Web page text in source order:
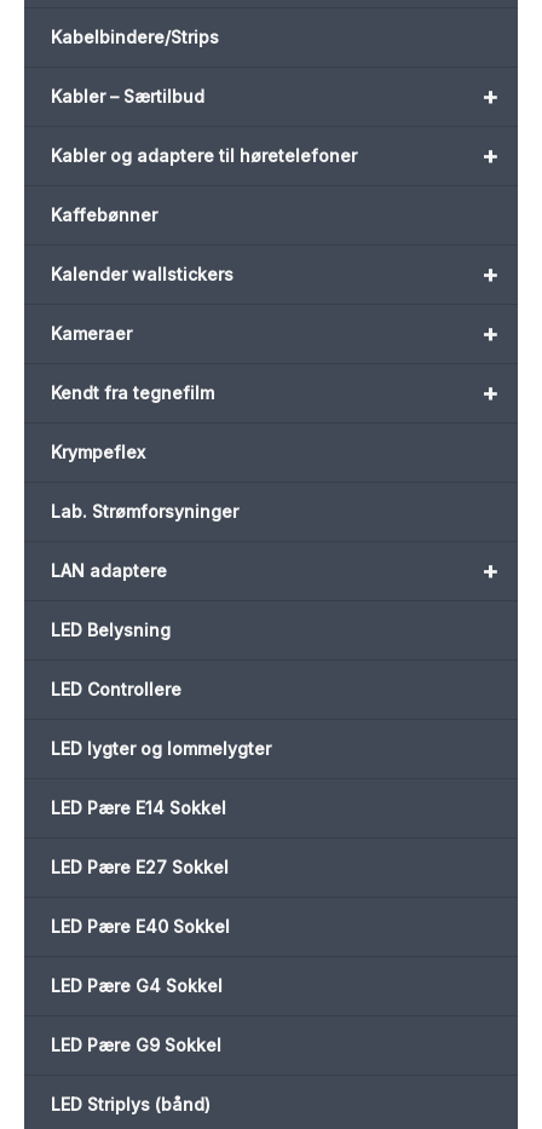
Kabelbindere/Strips
+
Kabler – Særtilbud
+
Kabler og adaptere til høretelefoner
Kaffebønner
+
Kalender wallstickers
+
Kameraer
+
Kendt fra tegnefilm
Krympeflex
Lab. Strømforsyninger
+
LAN adaptere
LED Belysning
LED Controllere
LED lygter og lommelygter
LED Pære E14 Sokkel
LED Pære E27 Sokkel
LED Pære E40 Sokkel
LED Pære G4 Sokkel
LED Pære G9 Sokkel
LED Striplys (bånd)